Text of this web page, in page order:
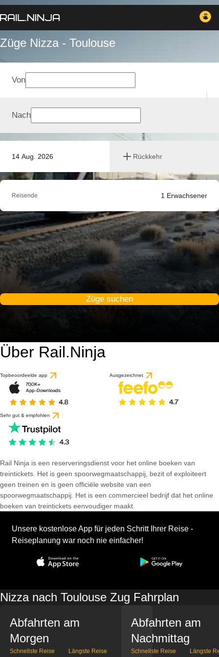
Züge Nizza - Toulouse
14 Aug. 2026 Rückkehr
Von
Nach
Reisende 1 Erwachsener
Züge suchen
Über Rail.Ninja
Topbeoordeelde app Ausgezeichnet
Sehr gut & empfohlen
Rail Ninja is een reserveringsdienst voor het online boeken van
treintickets. Het is geen spoorwegmaatschappij, bezit of exploiteert
geen treinen en is geen officiële website van een
spoorwegmaatschappij. Het is een commercieel bedrijf dat het online
boeken van treintickets eenvoudiger maakt.
Unsere kostenlose App für jeden Schritt Ihrer Reise -
Reiseplanung war noch nie einfacher!
Nizza nach Toulouse Zug Fahrplan
Abfahrten am
Morgen
Schnellste Reise Längste Reise
Abfahrten am
Nachmittag
Schnellste Reise Längste